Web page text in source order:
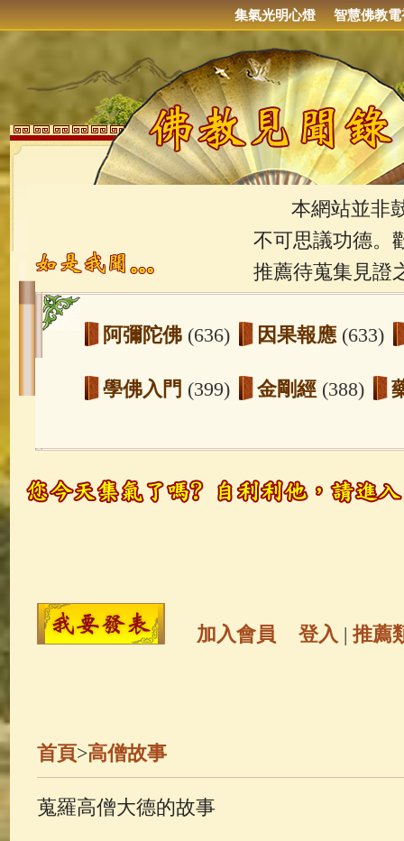
集氣光明心燈 智慧佛教電
本網站並非鼓
不可思議功德。
推薦待蒐集見證
阿彌陀佛 (636) 因果報應 (633)
學佛入門 (399) 金剛經 (388)
玉曆寶鈔(236) 地藏經(225)
觀世音菩薩 (146) 聖救度佛母(
金山活佛
善財童子五十三參
佛典故事(37)
加入會員 登入 | 推薦
首頁>高僧故事
蒐羅高僧大德的故事